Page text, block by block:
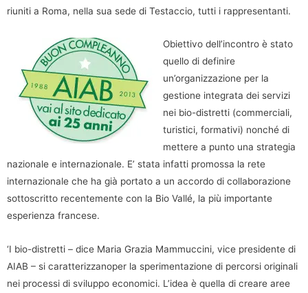
riuniti a Roma, nella sua sede di Testaccio, tutti i rappresentanti.
Obiettivo dell’incontro è stato
quello di definire
un’organizzazione per la
gestione integrata dei servizi
nei bio-distretti (commerciali,
turistici, formativi) nonché di
mettere a punto una strategia
nazionale e internazionale. E’ stata infatti promossa la rete
internazionale che ha già portato a un accordo di collaborazione
sottoscritto recentemente con la Bio Vallé, la più importante
esperienza francese.
‘I bio-distretti – dice Maria Grazia Mammuccini, vice presidente di
AIAB – si caratterizzanoper la sperimentazione di percorsi originali
nei processi di sviluppo economici. L’idea è quella di creare aree